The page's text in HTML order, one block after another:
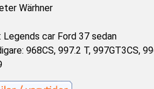
Wärhner
Legends car Ford 37 sedan
968CS, 997.2 T, 997GT3CS,